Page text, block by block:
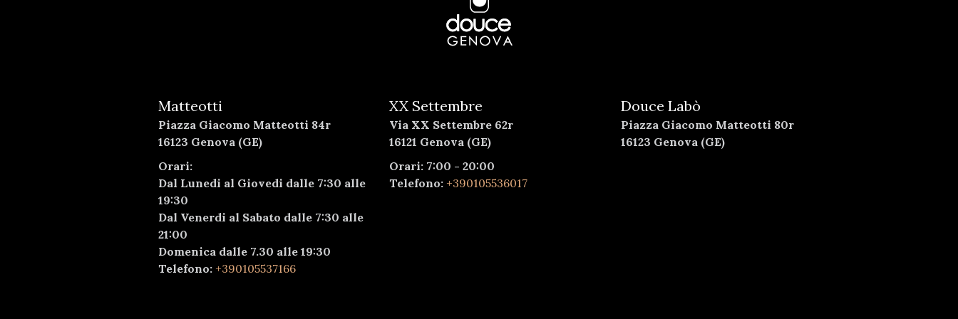
Matteotti
Piazza Giacomo Matteotti 84r
16123 Genova (GE)
Orari:
Dal Lunedi al Giovedi dalle 7:30 alle
19:30
Dal Venerdi al Sabato dalle 7:30 alle
21:00
Domenica dalle 7.30 alle 19:30
Telefono: +390105537166
XX Settembre
Via XX Settembre 62r
16121 Genova (GE)
Orari: 7:00 - 20:00
Telefono: +390105536017
Douce Labò
Piazza Giacomo Matteotti 80r
16123 Genova (GE)